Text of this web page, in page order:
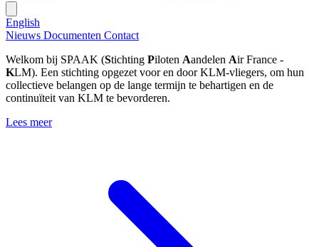
English
Nieuws Documenten Contact
Welkom bij SPAAK (Stichting Piloten Aandelen Air France -
KLM). Een stichting opgezet voor en door KLM-vliegers, om hun
collectieve belangen op de lange termijn te behartigen en de
continuïteit van KLM te bevorderen.
Lees meer